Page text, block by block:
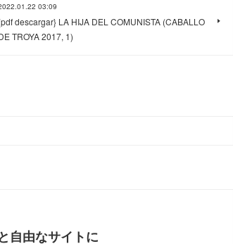
03:09
descargar} LA HIJA DEL COMUNISTA (CABALLO
TROYA 2017, 1)
自由なサイトに